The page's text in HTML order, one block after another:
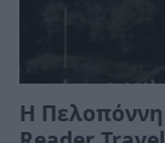
Η